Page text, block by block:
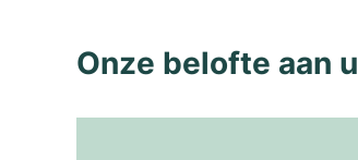
Onze belofte aan u